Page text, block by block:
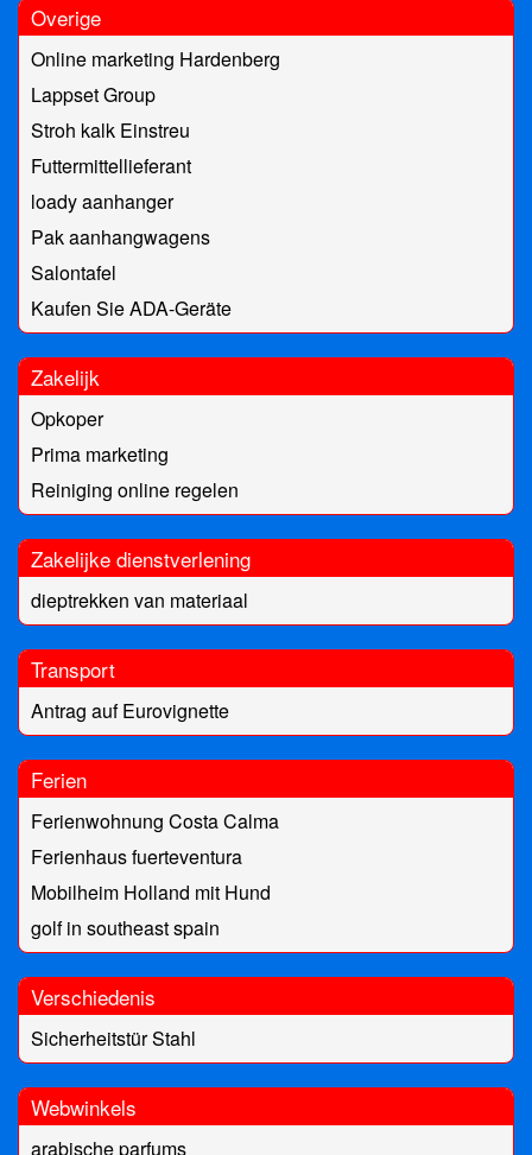
Overige
Online marketing Hardenberg
Lappset Group
Stroh kalk Einstreu
Futtermittellieferant
loady aanhanger
Pak aanhangwagens
Salontafel
Kaufen Sie ADA-Geräte
Zakelijk
Opkoper
Prima marketing
Reiniging online regelen
Zakelijke dienstverlening
dieptrekken van materiaal
Transport
Antrag auf Eurovignette
Ferien
Ferienwohnung Costa Calma
Ferienhaus fuerteventura
Mobilheim Holland mit Hund
golf in southeast spain
Verschiedenis
Sicherheitstür Stahl
Webwinkels
arabische parfums